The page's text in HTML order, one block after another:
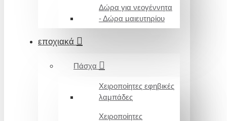
Δώρα για νεογέννητα
- Δώρα μαιευτηρίου
εποχιακά
Πάσχα
Χειροποίητες εφηβικές
λαμπάδες
Χειροποίητες